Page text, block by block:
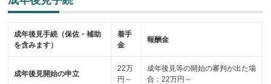
成年後見手続（保佐・補助
を含みます）
着手
金
報酬金
成年後見開始の申立
22万
円～
成年後見等の開始の審判が出た場
合：22万円～